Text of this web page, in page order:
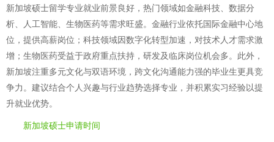
新加坡硕士留学专业就业前景良好，热门领域如金融科技、数据分
析、人工智能、生物医药等需求旺盛。金融行业依托国际金融中心地
位，提供高薪岗位；科技领域因数字化转型加速，对技术人才需求激
增；生物医药受益于政府重点扶持，研发及临床岗位机会多。此外，
新加坡注重多元文化与双语环境，跨文化沟通能力强的毕业生更具竞
争力。建议结合个人兴趣与行业趋势选择专业，并积累实习经验以提
升就业优势。
新加坡硕士申请时间